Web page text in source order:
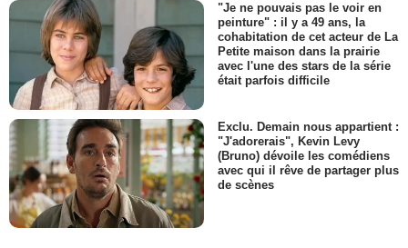
"Je ne pouvais pas le voir en
peinture" : il y a 49 ans, la
cohabitation de cet acteur de La
Petite maison dans la prairie
avec l'une des stars de la série
était parfois difficile
Exclu. Demain nous appartient :
"J'adorerais", Kevin Levy
(Bruno) dévoile les comédiens
avec qui il rêve de partager plus
de scènes